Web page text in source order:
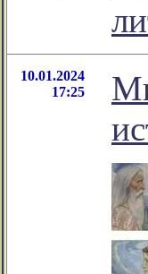
10.01.2024
17:25